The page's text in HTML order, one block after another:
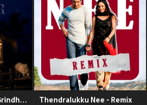
Jeeva Jeeva (From "Brindhavihari") Thendralukku Nee - Remix